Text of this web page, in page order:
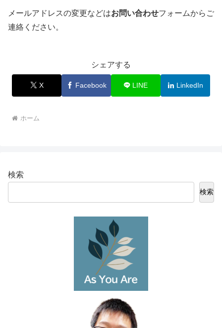
メールアドレスの変更などはお問い合わせフォームからご
連絡ください。
シェアする
X Facebook LINE LinkedIn
ホーム
検索
検索